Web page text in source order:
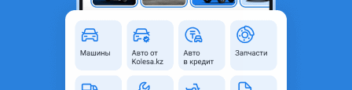
Караганда, Карагандинская
область